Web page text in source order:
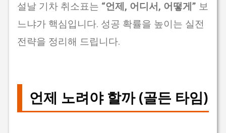
설날 기차 취소표는 “언제, 어디서, 어떻게” 보
느냐가 핵심입니다. 성공 확률을 높이는 실전
전략을 정리해 드립니다.
언제 노려야 할까 (골든 타임)